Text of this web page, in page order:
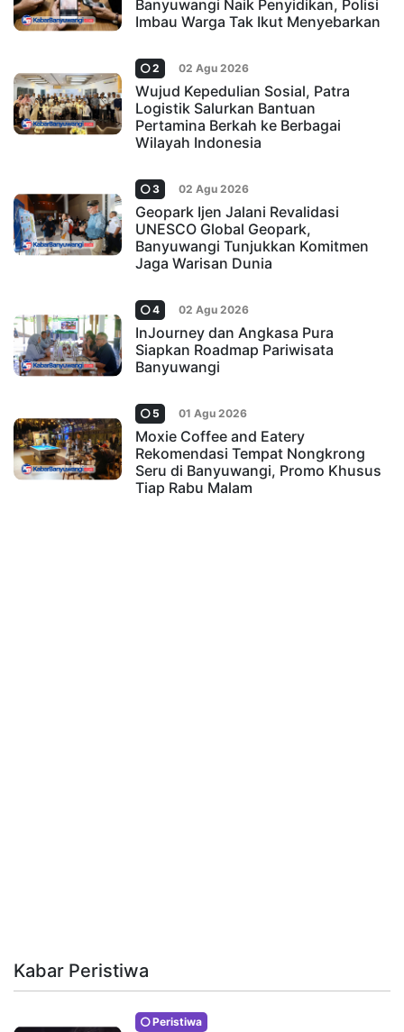
Banyuwangi Naik Penyidikan, Polisi
Imbau Warga Tak Ikut Menyebarkan
2 02 Agu 2026
Wujud Kepedulian Sosial, Patra
Logistik Salurkan Bantuan
Pertamina Berkah ke Berbagai
Wilayah Indonesia
3 02 Agu 2026
Geopark Ijen Jalani Revalidasi
UNESCO Global Geopark,
Banyuwangi Tunjukkan Komitmen
Jaga Warisan Dunia
4 02 Agu 2026
InJourney dan Angkasa Pura
Siapkan Roadmap Pariwisata
Banyuwangi
5 01 Agu 2026
Moxie Coffee and Eatery
Rekomendasi Tempat Nongkrong
Seru di Banyuwangi, Promo Khusus
Tiap Rabu Malam
Kabar Peristiwa
Peristiwa